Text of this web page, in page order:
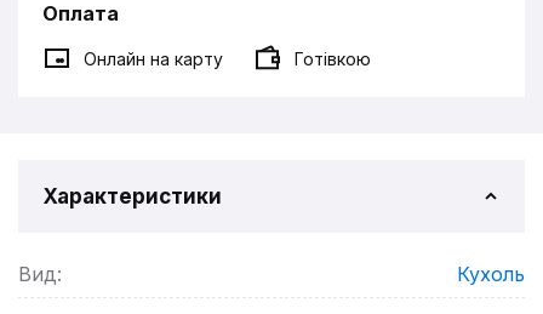
Оплата
Онлайн на карту Готівкою
Характеристики
Вид: Кухоль